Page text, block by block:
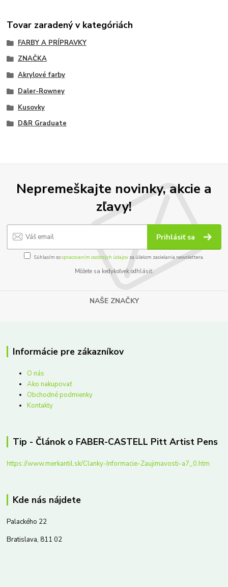
Tovar zaradený v kategóriách
FARBY A PRÍPRAVKY
ZNAČKA
Akrylové farby
Daler-Rowney
Kusovky
D&R Graduate
Nepremeškajte novinky, akcie a
zľavy!
Prihlásiť sa
Súhlasím sospracovaním osobných údajov za účelom zasielania newslettera.
Môžete sa kedykoľvek odhlásiť.
NAŠE ZNAČKY
Informácie pre zákazníkov
O nás
Ako nakupovať
Obchodné podmienky
Kontakty
Tip - Článok o FABER-CASTELL Pitt Artist Pens
https://www.merkantil.sk/Clanky-Informacie-Zaujimavosti-a7_0.htm
Kde nás nájdete
Palackého 22
Bratislava, 811 02